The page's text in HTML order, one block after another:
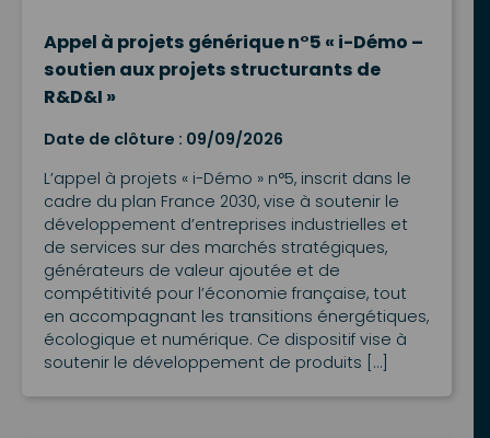
Appel à projets générique n°5 « i-Démo –
soutien aux projets structurants de
R&D&I »
Date de clôture : 09/09/2026
L’appel à projets « i-Démo » n°5, inscrit dans le
cadre du plan France 2030, vise à soutenir le
développement d’entreprises industrielles et
de services sur des marchés stratégiques,
générateurs de valeur ajoutée et de
compétitivité pour l’économie française, tout
en accompagnant les transitions énergétiques,
écologique et numérique. Ce dispositif vise à
soutenir le développement de produits […]